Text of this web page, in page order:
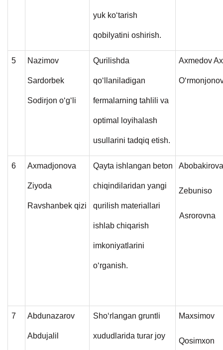
yuk ko‘tarish
qobilyatini oshirish.
5 Nazimov
Sardorbek
Sodirjon o‘g‘li
Qurilishda
qo‘llaniladigan
fermalarning tahlili va
optimal loyihalash
usullarini tadqiq etish.
Axmedov
6 Axmadjonova
Ziyoda
Ravshanbek qizi
Qayta ishlangan beton
chiqindilaridan yangi
qurilish materiallari
ishlab chiqarish
imkoniyatlarini
o‘rganish.
Zebuniso
Asrorovna
7 Abdunazarov
Abdujalil
Sho‘rlangan gruntli
xududlarida turar joy
Maxsimov
Qosimxon